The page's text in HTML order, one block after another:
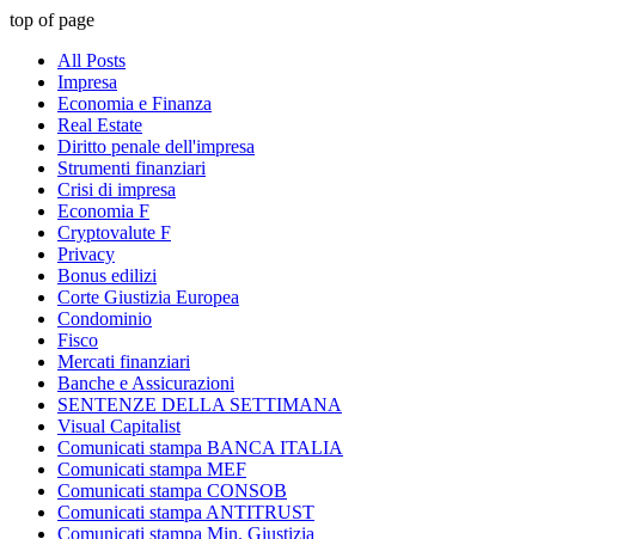
top of page
All Posts
Impresa
Economia e Finanza
Real Estate
Diritto penale dell'impresa
Strumenti finanziari
Crisi di impresa
Economia F
Cryptovalute F
Privacy
Bonus edilizi
Corte Giustizia Europea
Condominio
Fisco
Mercati finanziari
Banche e Assicurazioni
SENTENZE DELLA SETTIMANA
Visual Capitalist
Comunicati stampa BANCA ITALIA
Comunicati stampa MEF
Comunicati stampa CONSOB
Comunicati stampa ANTITRUST
Comunicati stampa Min. Giustizia